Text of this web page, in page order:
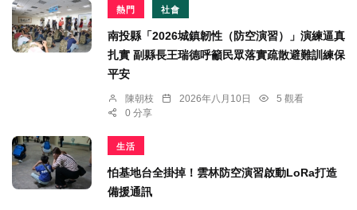
熱門 社會
南投縣「2026城鎮韌性（防空演習）」演練逼真
扎實 副縣長王瑞德呼籲民眾落實疏散避難訓練保
平安
陳朝枝 2026年八月10日
5 觀看
0 分享
生活
怕基地台全掛掉！雲林防空演習啟動LoRa打造
備援通訊